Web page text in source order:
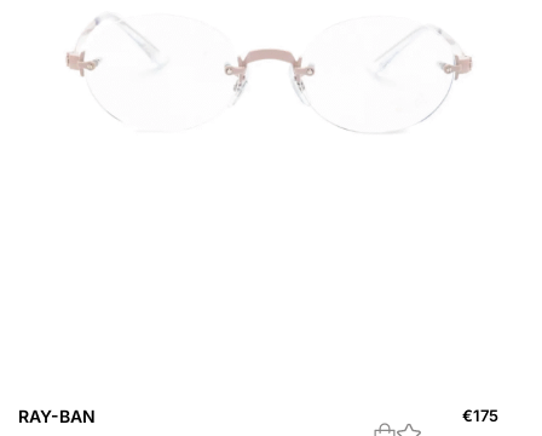
RAY-BAN €175